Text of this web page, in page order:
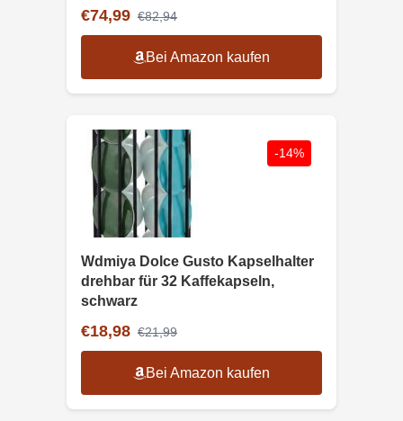
€74,99 €82,94
Bei Amazon kaufen
-14%
Wdmiya Dolce Gusto Kapselhalter
drehbar für 32 Kaffekapseln,
schwarz
€18,98 €21,99
Bei Amazon kaufen